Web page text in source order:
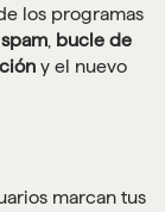
los programas
bucle de
y el nuevo
marcan tus